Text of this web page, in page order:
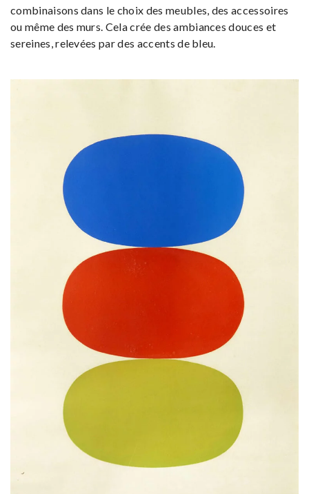
combinaisons dans le choix des meubles, des accessoires
ou même des murs. Cela crée des ambiances douces et
sereines, relevées par des accents de bleu.